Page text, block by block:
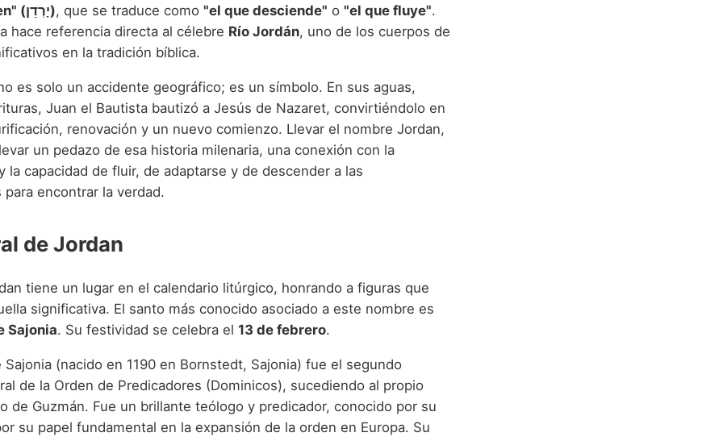
"Yarden" (יָרְדֵן), que se traduce como "el que desciende" o "el que fluye".
hace referencia directa al célebre Río Jordán, uno de los cuerpos de
en la tradición bíblica.
es solo un accidente geográfico; es un símbolo. En sus aguas,
Juan el Bautista bautizó a Jesús de Nazaret, convirtiéndolo en
renovación y un nuevo comienzo. Llevar el nombre Jordan,
un pedazo de esa historia milenaria, una conexión con la
la capacidad de fluir, de adaptarse y de descender a las
encontrar la verdad.
de Jordan
tiene un lugar en el calendario litúrgico, honrando a figuras que
significativa. El santo más conocido asociado a este nombre es
Sajonia. Su festividad se celebra el 13 de febrero.
Sajonia (nacido en 1190 en Bornstedt, Sajonia) fue el segundo
de la Orden de Predicadores (Dominicos), sucediendo al propio
de Guzmán. Fue un brillante teólogo y predicador, conocido por su
su papel fundamental en la expansión de la orden en Europa. Su